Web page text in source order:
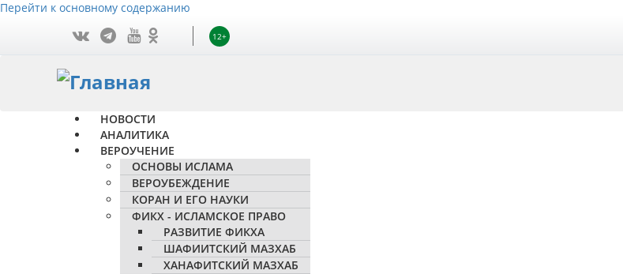
Перейти к основному содержанию
12+
НОВОСТИ
АНАЛИТИКА
ВЕРОУЧЕНИЕ
ОСНОВЫ ИСЛАМА
ВЕРОУБЕЖДЕНИЕ
КОРАН И ЕГО НАУКИ
ФИКХ - ИСЛАМСКОЕ ПРАВО
РАЗВИТИЕ ФИКХА
ШАФИИТСКИЙ МАЗХАБ
ХАНАФИТСКИЙ МАЗХАБ